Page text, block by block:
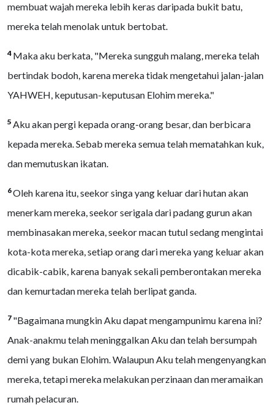
membuat wajah mereka lebih keras daripada bukit batu,
mereka telah menolak untuk bertobat.
4 Maka aku berkata, "Mereka sungguh malang, mereka telah
bertindak bodoh, karena mereka tidak mengetahui jalan-jalan
YAHWEH, keputusan-keputusan Elohim mereka."
5 Aku akan pergi kepada orang-orang besar, dan berbicara
kepada mereka. Sebab mereka semua telah mematahkan kuk,
dan memutuskan ikatan.
6Oleh karena itu, seekor singa yang keluar dari hutan akan
menerkam mereka, seekor serigala dari padang gurun akan
membinasakan mereka, seekor macan tutul sedang mengintai
kota-kota mereka, setiap orang dari mereka yang keluar akan
dicabik-cabik, karena banyak sekali pemberontakan mereka
dan kemurtadan mereka telah berlipat ganda.
7 "Bagaimana mungkin Aku dapat mengampunimu karena ini?
Anak-anakmu telah meninggalkan Aku dan telah bersumpah
demi yang bukan Elohim. Walaupun Aku telah mengenyangkan
mereka, tetapi mereka melakukan perzinaan dan meramaikan
rumah pelacuran.